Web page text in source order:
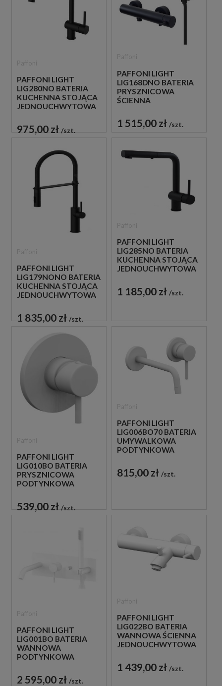
PAFFONI LIGHT
LIG280NO BATERIA
KUCHENNA STOJĄCA
JEDNOUCHWYTOWA
975,00 zł szt.
PAFFONI LIGHT
LIG168DNO BATERIA
PRYSZNICOWA
ŚCIENNA
CZARNA
1 515,00 zł szt.
PAFFONI LIGHT
LIG179NONO BATERIA
KUCHENNA STOJĄCA
JEDNOUCHWYTOWA
1 835,00 zł szt.
PAFFONI LIGHT
LIG285NO BATERIA
KUCHENNA STOJĄCA
JEDNOUCHWYTOWA
1 185,00 zł szt.
PAFFONI LIGHT
LIG010BO BATERIA
PRYSZNICOWA
PODTYNKOWA
BIAŁA
539,00 zł szt.
PAFFONI LIGHT
LIG006BO70 BATERIA
UMYWALKOWA
PODTYNKOWA
BIAŁA
815,00 zł szt.
PAFFONI LIGHT
LIG001BO BATERIA
WANNOWA
PODTYNKOWA
BIAŁA
2 595,00 zł szt.
PAFFONI LIGHT
LIG022BO BATERIA
WANNOWA ŚCIENNA
JEDNOUCHWYTOWA
1 439,00 zł szt.